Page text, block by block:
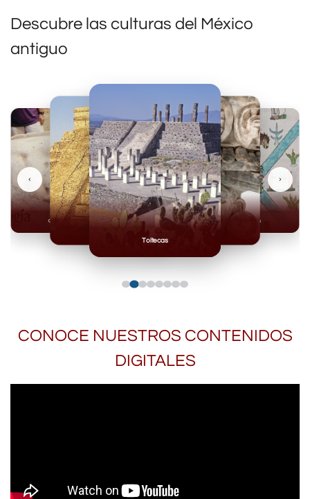
Descubre las culturas del México
antiguo
Toltecas
Mexicas
Olmecas
‹ ›
CONOCE NUESTROS CONTENIDOS
DIGITALES